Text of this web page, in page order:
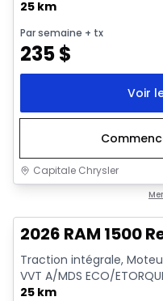
25 km
Par semaine + tx
235$
Voir
Capitale Chrysler
2026 RAM 1500
Traction intégrale,
VVT A/MDS ECO/
25 km